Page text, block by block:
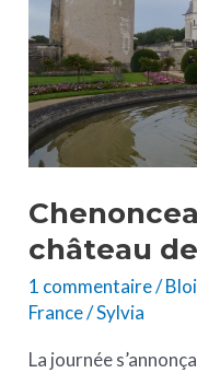
château
1 commentaire/
France/Sylvia
La journée
château
des
dames